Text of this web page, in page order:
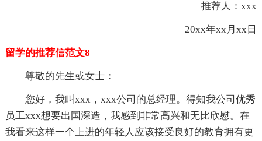
推荐人：xxx
20xx年xx月xx日
留学的推荐信范文8
尊敬的先生或女士：
您好，我叫xxx，xxx公司的总经理。得知我公司优秀
员工xxx想要出国深造，我感到非常高兴和无比欣慰。在
我看来这样一个上进的年轻人应该接受良好的教育拥有更